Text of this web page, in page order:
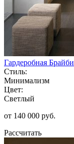
Гардеробная Брайби
Стиль:
Минимализм
Цвет:
Светлый
от 140 000 руб.
Рассчитать